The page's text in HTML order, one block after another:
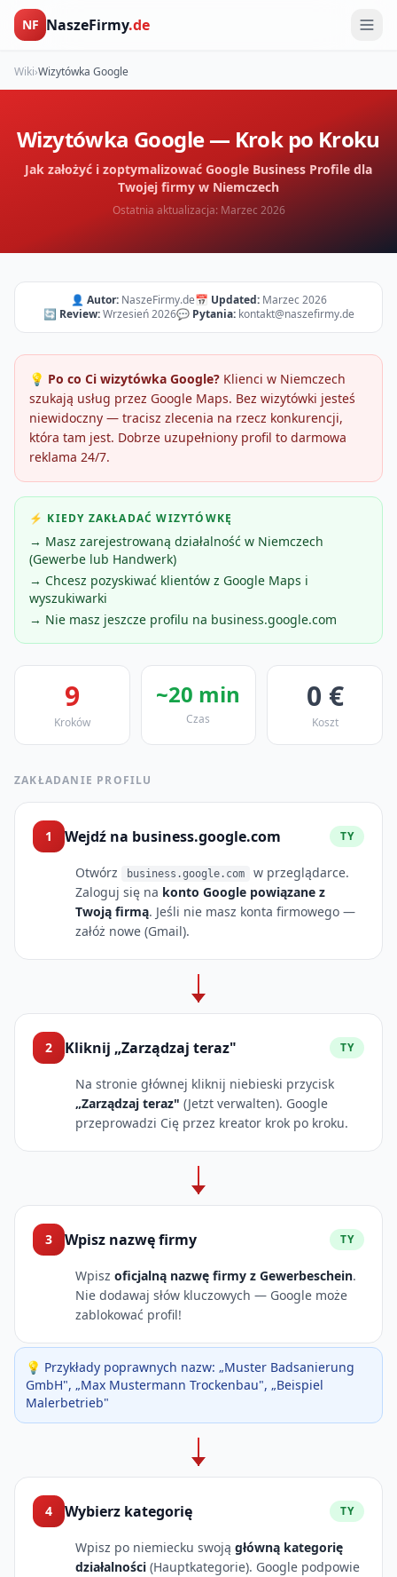
NF NaszeFirmy.de
Wiki›Wizytówka Google
Wizytówka Google — Krok po Kroku
Jak założyć i zoptymalizować Google Business Profile dla
Twojej firmy w Niemczech
Ostatnia aktualizacja: Marzec 2026
👤 Autor:NaszeFirmy.de📅 Updated:Marzec 2026
🔄 Review:Wrzesień 2026💬 Pytania:kontakt@naszefirmy.de
💡 Po co Ci wizytówka Google? Klienci w Niemczech
szukają usług przez Google Maps. Bez wizytówki jesteś
niewidoczny — tracisz zlecenia na rzecz konkurencji,
która tam jest. Dobrze uzupełniony profil to darmowa
reklama 24/7.
⚡ KIEDY ZAKŁADAĆ WIZYTÓWKĘ
→ Masz zarejestrowaną działalność w Niemczech
(Gewerbe lub Handwerk)
→ Chcesz pozyskiwać klientów z Google Maps i
wyszukiwarki
→ Nie masz jeszcze profilu na business.google.com
9
Kroków
~20 min
Czas
0 €
Koszt
ZAKŁADANIE PROFILU
1 Wejdź na business.google.com TY
Otwórz business.google.com
w przeglądarce.
Zaloguj się na konto Google powiązane z
Twoją firmą. Jeśli nie masz konta firmowego —
załóż nowe (Gmail).
2 Kliknij „Zarządzaj teraz" TY
Na stronie głównej kliknij niebieski przycisk
„Zarządzaj teraz" (Jetzt verwalten). Google
przeprowadzi Cię przez kreator krok po kroku.
3 Wpisz nazwę firmy TY
Wpisz oficjalną nazwę firmy z Gewerbeschein.
Nie dodawaj słów kluczowych — Google może
zablokować profil!
💡 Przykłady poprawnych nazw: „Muster Badsanierung
GmbH", „Max Mustermann Trockenbau", „Beispiel
Malerbetrieb"
4 Wybierz kategorię TY
Wpisz po niemiecku swoją główną kategorię
działalności (Hauptkategorie). Google podpowie